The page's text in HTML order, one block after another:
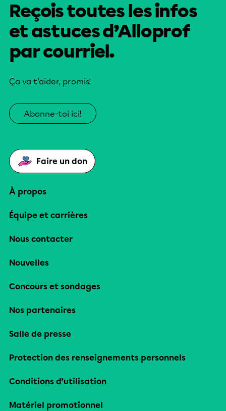
Reçois toutes les infos
et astuces d’Alloprof
par courriel.
Ça va t’aider, promis!
Abonne-toi ici!
Faire un don
À propos
Équipe et carrières
Nous contacter
Nouvelles
Concours et sondages
Nos partenaires
Salle de presse
Protection des renseignements personnels
Conditions d’utilisation
Matériel promotionnel